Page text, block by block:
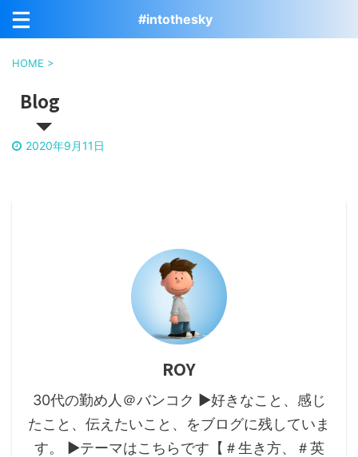
#intothesky
HOME >
Blog
2020年9月11日
ROY
30代の勤め人＠バンコク ▶好きなこと、感じ
たこと、伝えたいこと、をブログに残していま
す。 ▶テーマはこちらです【＃生き方、＃英